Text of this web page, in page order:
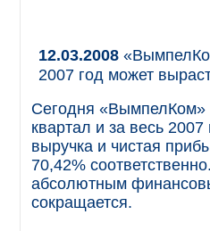
12.03.2008
2007 год может
Сегодня «ВымпелКом»
квартал и за весь
выручка и чистая
70,42%
абсолютным
сокращается.